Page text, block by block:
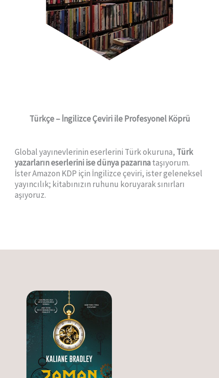
Türkçe – İngilizce Çeviri ile Profesyonel Köprü
Global yayınevlerinin eserlerini Türk okuruna, Türk
yazarların eserlerini ise dünya pazarınataşıyorum.
İster Amazon KDP için İngilizce çeviri, ister geleneksel
yayıncılık; kitabınızın ruhunu koruyarak sınırları
aşıyoruz.